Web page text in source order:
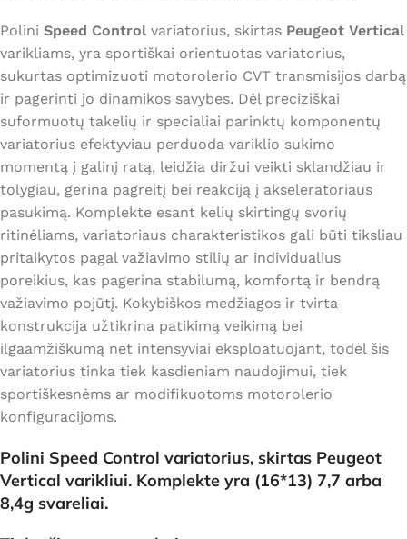
Polini Speed Control variatorius, skirtas Peugeot Vertical
varikliams, yra sportiškai orientuotas variatorius,
sukurtas optimizuoti motorolerio CVT transmisijos darbą
ir pagerinti jo dinamikos savybes. Dėl preciziškai
suformuotų takelių ir specialiai parinktų komponentų
variatorius efektyviau perduoda variklio sukimo
momentą į galinį ratą, leidžia diržui veikti sklandžiau ir
tolygiau, gerina pagreitį bei reakciją į akseleratoriaus
pasukimą. Komplekte esant kelių skirtingų svorių
ritinėliams, variatoriaus charakteristikos gali būti tiksliau
pritaikytos pagal važiavimo stilių ar individualius
poreikius, kas pagerina stabilumą, komfortą ir bendrą
važiavimo pojūtį. Kokybiškos medžiagos ir tvirta
konstrukcija užtikrina patikimą veikimą bei
ilgaamžiškumą net intensyviai eksploatuojant, todėl šis
variatorius tinka tiek kasdieniam naudojimui, tiek
sportiškesnėms ar modifikuotoms motorolerio
konfiguracijoms.
Polini Speed Control variatorius, skirtas Peugeot
Vertical varikliui. Komplekte yra (16*13) 7,7 arba
8,4g svareliai.